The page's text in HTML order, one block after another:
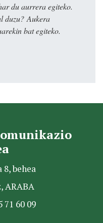
du aurrera egiteko.
duzu? Aukera
bat egiteko.
behea
ARABA
71 60 09